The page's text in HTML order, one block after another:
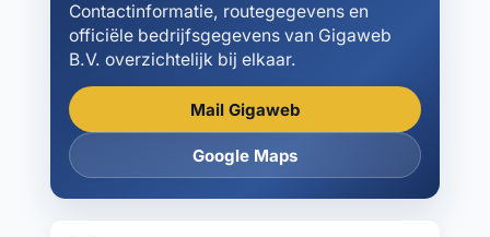
Contactinformatie, routegegevens en
officiële bedrijfsgegevens van Gigaweb
B.V. overzichtelijk bij elkaar.
Mail Gigaweb
Google Maps